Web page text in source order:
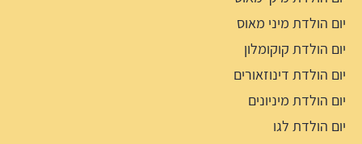
יום הולדת מיני מאוס
יום הולדת קוקומלון
יום הולדת דינוזאורים
יום הולדת מיניונים
יום הולדת לגו